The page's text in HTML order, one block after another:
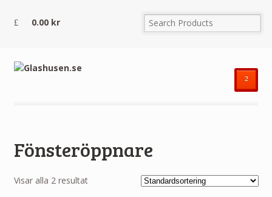
0.00 kr
²
Fönsteröppnare
Visar alla 2 resultat